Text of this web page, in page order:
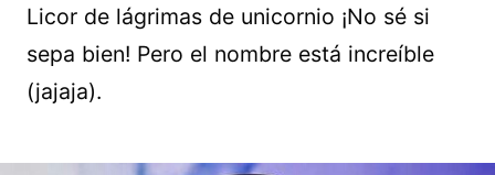
Licor de lágrimas de unicornio ¡No sé si
sepa bien! Pero el nombre está increíble
(jajaja).